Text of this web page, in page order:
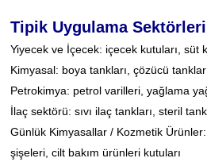
Tipik Uygulama
Yiyecek ve İçecek: içecek kutuları, süt
Kimyasal: boya tankları, çözücü
Petrokimya: petrol varilleri, yağlama
İlaç sektörü: sıvı ilaç tankları, steril
Günlük Kimyasallar / Kozmetik
şişeleri, cilt bakım ürünleri kutuları